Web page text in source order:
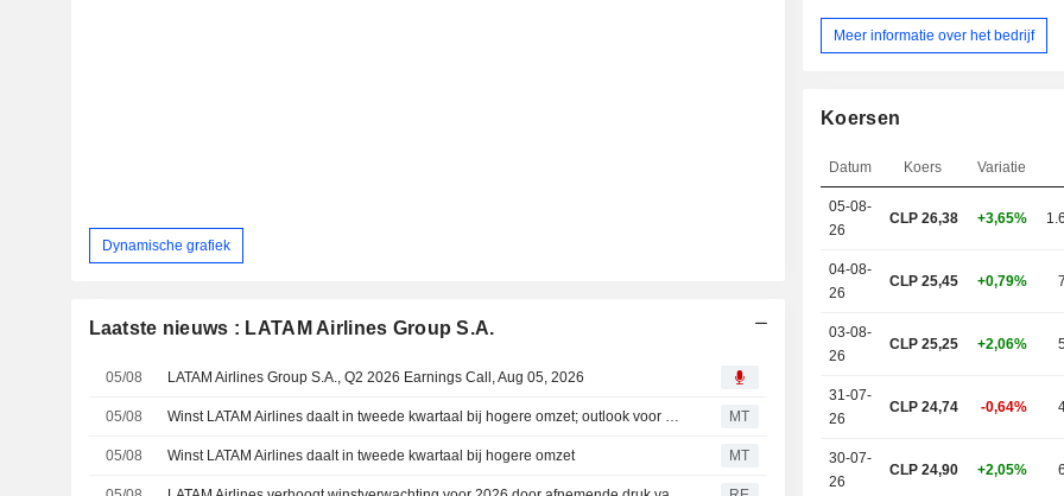
Dynamische grafiek
Laatste nieuws : LATAM Airlines Group S.A.
05/08 LATAM Airlines Group S.A., Q2 2026 Earnings Call, Aug 05, 2026
05/08 Winst LATAM Airlines daalt in tweede kwartaal bij hogere omzet; outlook voor omzet en aangepaste EBITDA 2026 verhoogd MT
05/08 Winst LATAM Airlines daalt in tweede kwartaal bij hogere omzet MT
opereert via twee
luchtvaartsector en het
routenetwerk voor het luchtvervoer.
Multiplus is een frequent flyer
werkt als een eenzijdig
een flexibel coalitiesysteem biedt.
exploiteert een vloot van meer
Airbus A319-100, Airbus A350-900,
777-300ER.
Meer informatie over het bedrijf
Koersen
Datum Koers Variatie
05-08-
26
CLP 26,38 +3,65%
04-08-
26
CLP 25,45 +0,79%
03-08-
26
CLP 25,25 +2,06%
31-07-
26
CLP 24,74 -0,64%
30-07-
26
CLP 24,90 +2,05%